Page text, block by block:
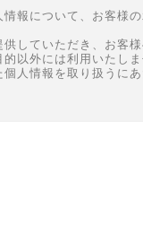
報について、お客様
していただき、お客
以外には利用いたしま
人情報を取り扱うに